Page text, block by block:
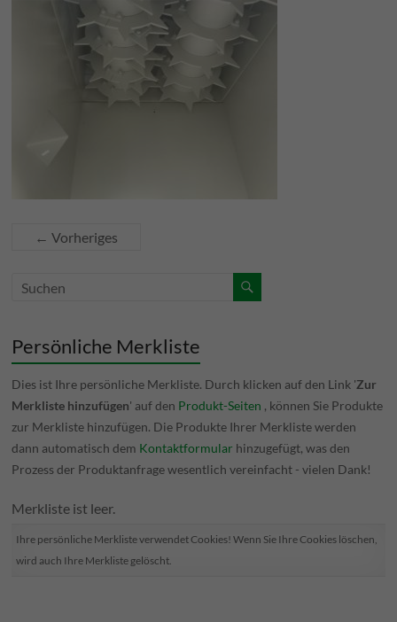
← Vorheriges
Persönliche Merkliste
Dies ist Ihre persönliche Merkliste. Durch klicken auf den Link 'Zur
Merkliste hinzufügen' auf den Produkt-Seiten , können Sie Produkte
zur Merkliste hinzufügen. Die Produkte Ihrer Merkliste werden
dann automatisch dem Kontaktformular hinzugefügt, was den
Prozess der Produktanfrage wesentlich vereinfacht - vielen Dank!
Merkliste ist leer.
Ihre persönliche Merkliste verwendet Cookies! Wenn Sie Ihre Cookies löschen,
wird auch Ihre Merkliste gelöscht.